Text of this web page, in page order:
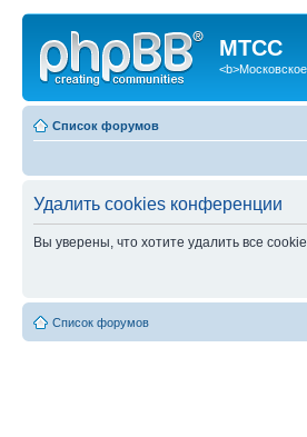
МТСС
Список форумов
Удалить cookies конференции
Вы уверены, что хотите удалить все
Список форумов